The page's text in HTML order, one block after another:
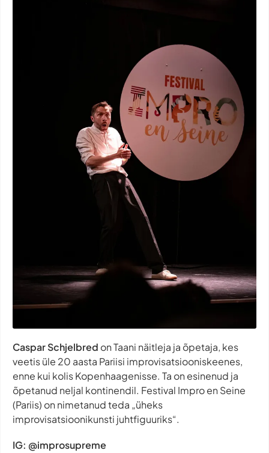
Caspar Schjelbred on Taani näitleja ja õpetaja, kes
veetis üle 20 aasta Pariisi improvisatsiooniskeenes,
enne kui kolis Kopenhaagenisse. Ta on esinenud ja
õpetanud neljal kontinendil. Festival Impro en Seine
(Pariis) on nimetanud teda „üheks
improvisatsioonikunsti juhtfiguuriks“.
IG: @improsupreme